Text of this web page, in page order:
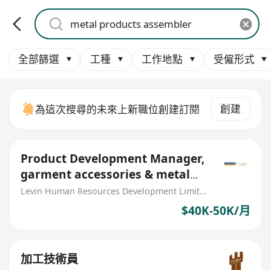
全部篩選 工種 工作地點 受僱形式
為這次搜尋的未來上新職位創建訂閱 創建
Product Development Manager,
garment accessories & metal
parts (MNC)
Levin Human Resources Development Limited
$40K-50K/月
加工技術員